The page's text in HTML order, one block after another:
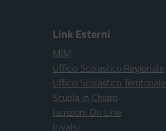
Link Esterni
MIM
Ufficio Scolastico Regionale
Ufficio Scolastico Territoriale
Scuola in Chiaro
Iscrizioni On Line
Invalsi